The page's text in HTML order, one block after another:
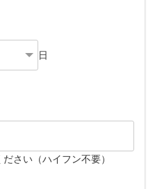
日
さい（ハイフン不要）